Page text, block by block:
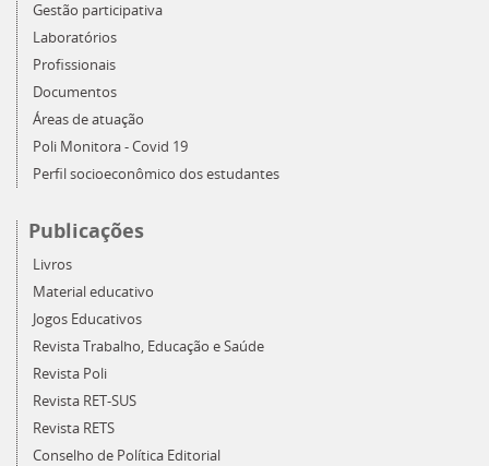
Gestão participativa
Laboratórios
Profissionais
Documentos
Áreas de atuação
Poli Monitora - Covid 19
Perfil socioeconômico dos estudantes
Publicações
Livros
Material educativo
Jogos Educativos
Revista Trabalho, Educação e Saúde
Revista Poli
Revista RET-SUS
Revista RETS
Conselho de Política Editorial